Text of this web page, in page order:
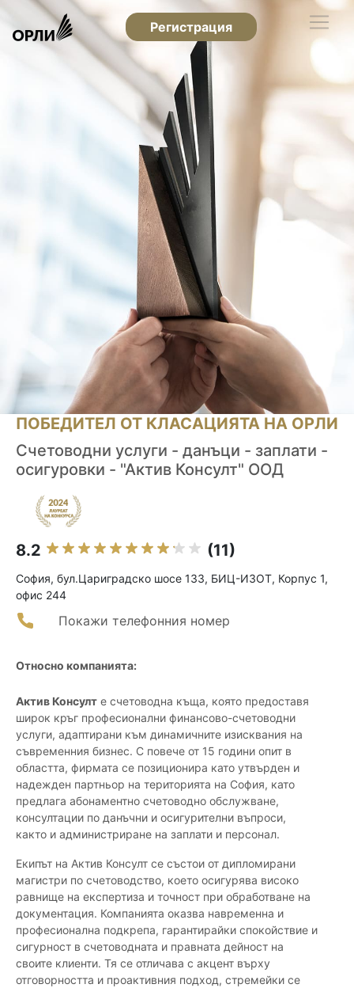
Регистрация
ПОБЕДИТЕЛ ОТ КЛАСАЦИЯТА НА ОРЛИ
Счетоводни услуги - данъци - заплати -
осигуровки - "Актив Консулт" ООД
8.2 (11)
София, бул.Цариградско шосе 133, БИЦ-ИЗОТ, Корпус 1,
офис 244
Покажи телефонния номер
Относно компанията:
Актив Консулт е счетоводна къща, която предоставя
широк кръг професионални финансово-счетоводни
услуги, адаптирани към динамичните изисквания на
съвременния бизнес. С повече от 15 години опит в
областта, фирмата се позиционира като утвърден и
надежден партньор на територията на София, като
предлага абонаментно счетоводно обслужване,
консултации по данъчни и осигурителни въпроси,
както и администриране на заплати и персонал.
Екипът на Актив Консулт се състои от дипломирани
магистри по счетоводство, което осигурява високо
равнище на експертиза и точност при обработване на
документация. Компанията оказва навременна и
професионална подкрепа, гарантирайки спокойствие и
сигурност в счетоводната и правната дейност на
своите клиенти. Тя се отличава с акцент върху
отговорността и проактивния подход, стремейки се